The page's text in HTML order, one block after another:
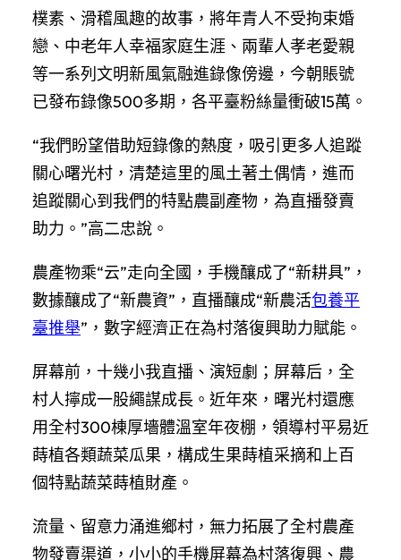
樸素、滑稽風趣的故事，將年青人不受拘束婚
戀、中老年人幸福家庭生涯、兩輩人孝老愛親
等一系列文明新風氣融進錄像傍邊，今朝賬號
已發布錄像500多期，各平臺粉絲量衝破15萬。
“我們盼望借助短錄像的熱度，吸引更多人追蹤
關心曙光村，清楚這里的風土著土偶情，進而
追蹤關心到我們的特點農副產物，為直播發賣
助力。”高二忠說。
農產物乘“云”走向全國，手機釀成了“新耕具”，
數據釀成了“新農資”，直播釀成“新農活包養平
臺推舉”，數字經濟正在為村落復興助力賦能。
屏幕前，十幾小我直播、演短劇；屏幕后，全
村人擰成一股繩謀成長。近年來，曙光村還應
用全村300棟厚墻體溫室年夜棚，領導村平易近
蒔植各類蔬菜瓜果，構成生果蒔植采摘和上百
個特點蔬菜蒔植財產。
流量、留意力涌進鄉村，無力拓展了全村農產
物發賣渠道，小小的手機屏幕為村落復興、農